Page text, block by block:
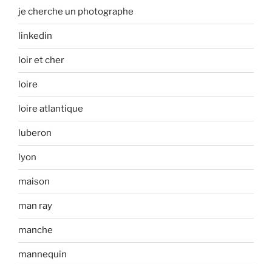
je cherche un photographe
linkedin
loir et cher
loire
loire atlantique
luberon
lyon
maison
man ray
manche
mannequin